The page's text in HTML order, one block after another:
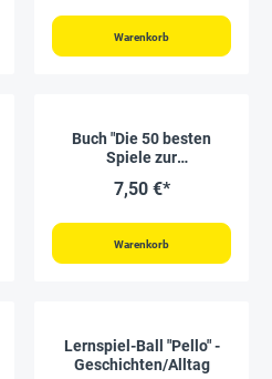
Warenkorb
Buch "Die 50 besten
Spiele zur
Seiten
7,50 €*
Warenkorb
Lernspiel-Ball "Pello" -
Geschichten/Alltag